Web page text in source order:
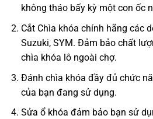
không tháo bấy kỳ một con ốc
Cắt Chìa khóa chính hãng các
Suzuki, SYM. Đảm bảo chất
chìa khóa lô ngoài chợ.
Đánh chìa khóa đầy đủ chức
của bạn đang sử dụng.
Sửa ổ khóa đảm bảo bạn sử